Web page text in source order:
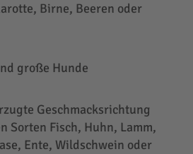
Birne, Beeren oder
große Hunde
Geschmacksrichtung
Sorten Fisch, Huhn, Lamm,
Ente, Wildschwein oder